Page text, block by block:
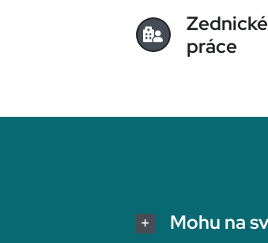
Zednické
práce
Mohu na